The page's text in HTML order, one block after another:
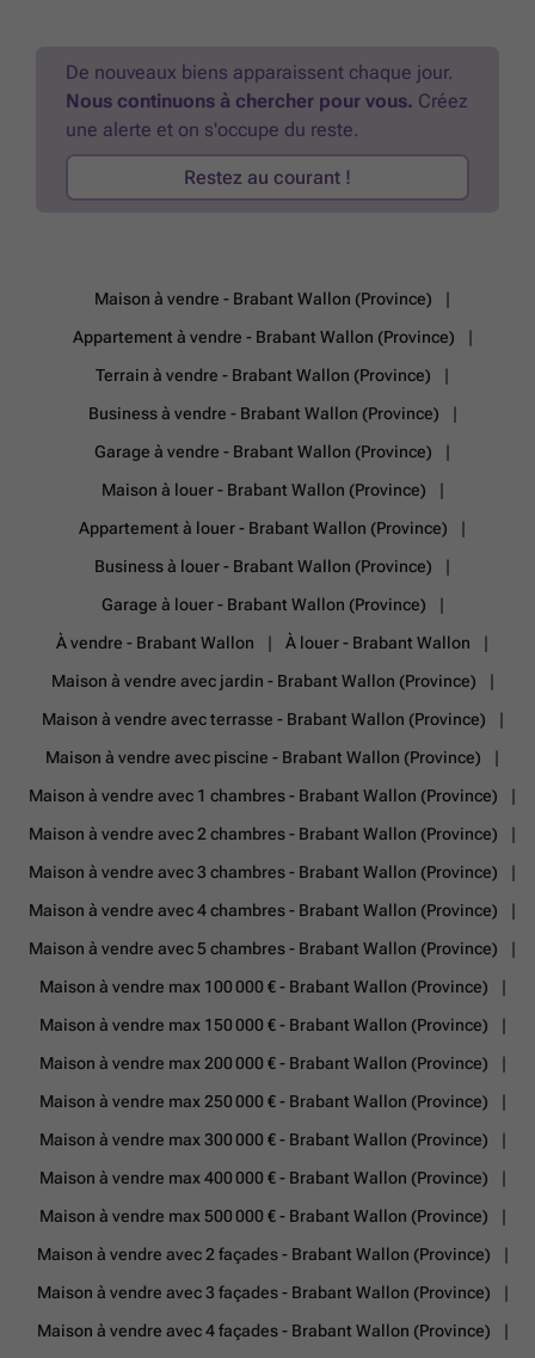
soit à prévoir, elle constitue une excellente base grâce à sa structure,
ses volumes généreux et son potentiel d'aménagement. Enfin, sa
situation constitue un véritable atout : à proximité immédiate des
transports en commun, de la E40, d'une gare, des commerces et des
écoles, elle offre un quotidien pratique tout en bénéficiant du charme
d'un village apprécié. Une opportunité idéale pour créer une maison à
votre image dans un environnement agréable. PEB E – 374 kWh/m².an
De nouveaux biens apparaissent chaque jour.
Nous continuons à chercher pour vous. Créez
une alerte et on s'occupe du reste.
Restez au courant !
Maison à vendre - Brabant Wallon (Province)
Appartement à vendre - Brabant Wallon (Province)
Terrain à vendre - Brabant Wallon (Province)
Business à vendre - Brabant Wallon (Province)
Garage à vendre - Brabant Wallon (Province)
Maison à louer - Brabant Wallon (Province)
Appartement à louer - Brabant Wallon (Province)
Business à louer - Brabant Wallon (Province)
Garage à louer - Brabant Wallon (Province)
À vendre - Brabant Wallon
À louer - Brabant Wallon
Maison à vendre avec jardin - Brabant Wallon (Province)
Maison à vendre avec terrasse - Brabant Wallon (Province)
Maison à vendre avec piscine - Brabant Wallon (Province)
Maison à vendre avec 1 chambres - Brabant Wallon (Province)
Maison à vendre avec 2 chambres - Brabant Wallon (Province)
Maison à vendre avec 3 chambres - Brabant Wallon (Province)
Maison à vendre avec 4 chambres - Brabant Wallon (Province)
Maison à vendre avec 5 chambres - Brabant Wallon (Province)
Maison à vendre max 100 000 € - Brabant Wallon (Province)
Maison à vendre max 150 000 € - Brabant Wallon (Province)
Maison à vendre max 200 000 € - Brabant Wallon (Province)
Maison à vendre max 250 000 € - Brabant Wallon (Province)
Maison à vendre max 300 000 € - Brabant Wallon (Province)
Maison à vendre max 400 000 € - Brabant Wallon (Province)
Maison à vendre max 500 000 € - Brabant Wallon (Province)
Maison à vendre avec 2 façades - Brabant Wallon (Province)
Maison à vendre avec 3 façades - Brabant Wallon (Province)
Maison à vendre avec 4 façades - Brabant Wallon (Province)